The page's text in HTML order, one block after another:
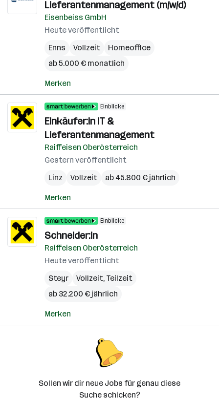
Lieferantenmanagement (m/w/d)
Eisenbeiss GmbH
Heute veröffentlicht
Enns
Vollzeit
Homeoffice
ab 5.000 € monatlich
Merken
Einblicke
Einkäufer:in IT &
Lieferantenmanagement
Raiffeisen Oberösterreich
Gestern veröffentlicht
Linz
Vollzeit ab 45.800 € jährlich
Merken
Einblicke
Schneider:in
Raiffeisen Oberösterreich
Heute veröffentlicht
Steyr
Vollzeit, Teilzeit
ab 32.200 € jährlich
Merken
Sollen wir dir neue Jobs für genau diese
Suche schicken?